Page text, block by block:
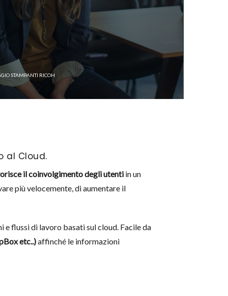
STAMPANTI RICOH
al Cloud.
il coinvolgimento degli utenti in un
più velocemente, di aumentare il
flussi di lavoro basati sul cloud. Facile da
etc..)affinché le informazioni